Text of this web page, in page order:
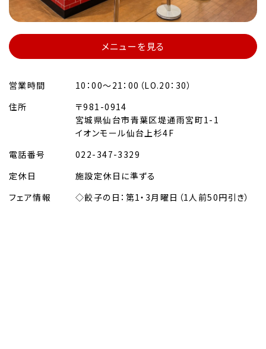
メニューを見る
営業時間
10：00～21：00（LO.20：30）
住所
〒981-0914
宮城県仙台市青葉区堤通雨宮町1-1
イオンモール仙台上杉4F
電話番号
022-347-3329
定休日
施設定休日に準ずる
フェア情報
◇餃子の日：第1・3月曜日（1人前50円引き）